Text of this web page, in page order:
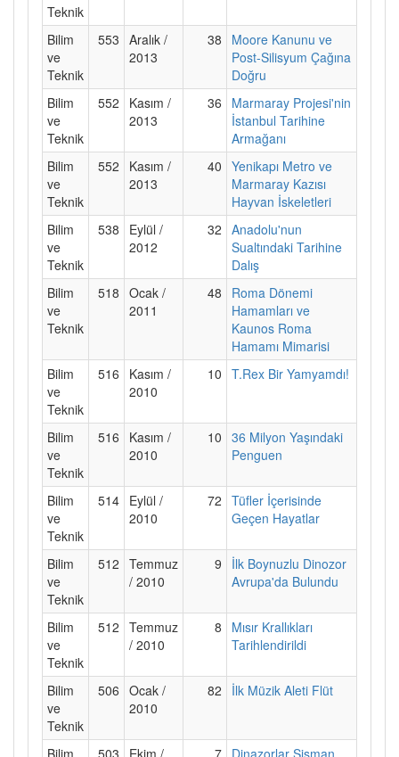
Teknik
Bilim
ve
Teknik
553 Aralık /
2013
38
Moore Kanunu ve
Post-Silisyum Çağına
Doğru
Bilim
ve
Teknik
552
Kasım /
2013
36
Marmaray Projesi'nin
İstanbul Tarihine
Armağanı
Bilim
ve
Teknik
552
Kasım /
2013
40 Yenikapı Metro ve
Marmaray Kazısı
Hayvan İskeletleri
Bilim
ve
Teknik
538
Eylül /
2012
32 Anadolu'nun
Sualtındaki Tarihine
Dalış
Bilim
ve
Teknik
518 Ocak /
2011
48
Roma Dönemi
Hamamları ve
Kaunos Roma
Hamamı Mimarisi
Bilim
ve
Teknik
516
Kasım /
2010
10 T.Rex Bir Yamyamdı!
Bilim
ve
Teknik
516
Kasım /
2010
10 36 Milyon Yaşındaki
Penguen
Bilim
ve
Teknik
514 Eylül /
2010
72 Tüfler İçerisinde
Geçen Hayatlar
Bilim
ve
Teknik
512 Temmuz
/ 2010
9
İlk Boynuzlu Dinozor
Avrupa'da Bulundu
Bilim
ve
Teknik
512 Temmuz
/ 2010
8
Mısır Krallıkları
Tarihlendirildi
Bilim
ve
Teknik
506 Ocak /
2010
82 İlk Müzik Aleti Flüt
Bilim
503
Ekim /
7 Dinazorlar Şişman